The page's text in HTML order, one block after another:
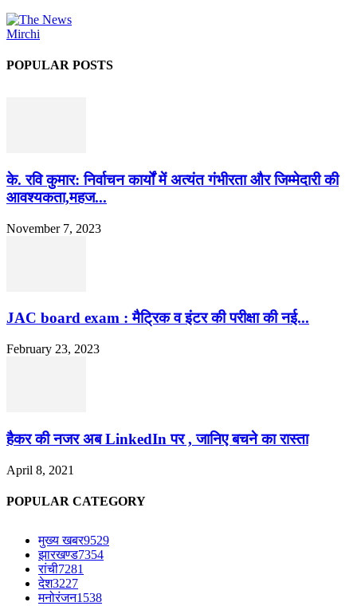
POPULAR POSTS
के. रवि कुमार: निर्वाचन कार्यों में अत्यंत गंभीरता और जिम्मेदारी की
आवश्यकता,महज...
November 7, 2023
JAC board exam : मैट्रिक व इंटर की परीक्षा की नई...
February 23, 2023
हैकर की नजर अब LinkedIn पर , जानिए बचने का रास्ता
April 8, 2021
POPULAR CATEGORY
मुख्य खबर9529
झारखण्ड7354
रांची7281
देश3227
मनोरंजन1538